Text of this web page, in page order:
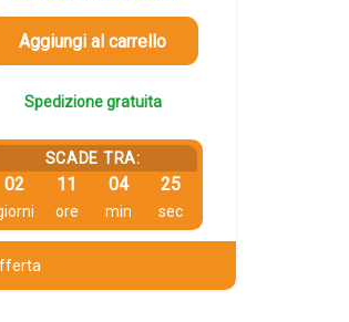
Aggiungi al carrello
Spedizione gratuita
SCADE TRA:
02 11
ore
04
min
24
sec